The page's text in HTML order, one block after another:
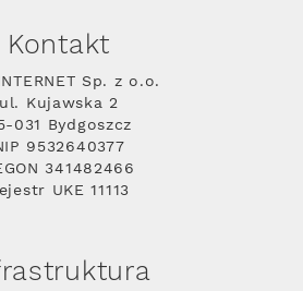
Kontakt
Sp. z o.o.
ul. Kujawska 2
031 Bydgoszcz
9532640377
341482466
UKE 11113